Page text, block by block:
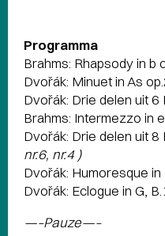
Programma
Brahms: Rhapsody in b
Dvořák: Minuet in As
Dvořák: Drie delen uit
Brahms: Intermezzo in
Dvořák: Drie delen uit
nr.6, nr.4 )
Dvořák: Humoresque in
Dvořák: Eclogue in G,
—–Pauze—–